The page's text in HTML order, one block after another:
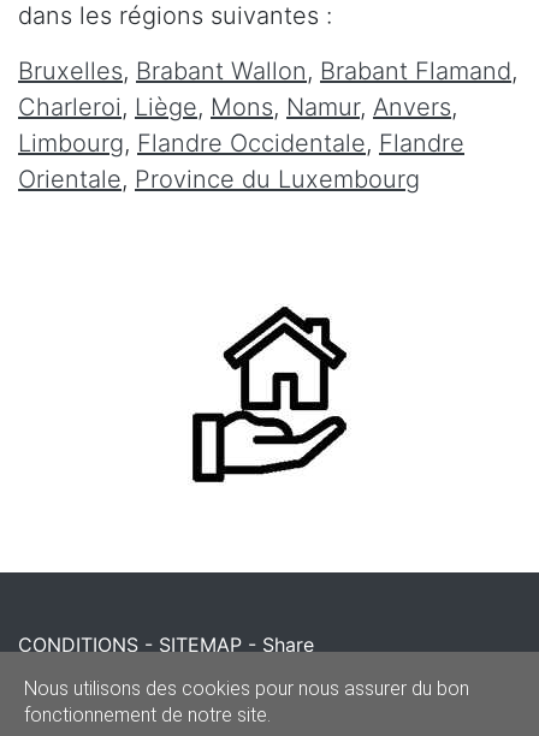
dans les régions suivantes :
Bruxelles, Brabant Wallon, Brabant Flamand,
Charleroi, Liège, Mons, Namur, Anvers,
Limbourg, Flandre Occidentale, Flandre
Orientale, Province du Luxembourg
CONDITIONS - SITEMAP - Share
Nous utilisons des cookies pour nous assurer du bon
fonctionnement de notre site.